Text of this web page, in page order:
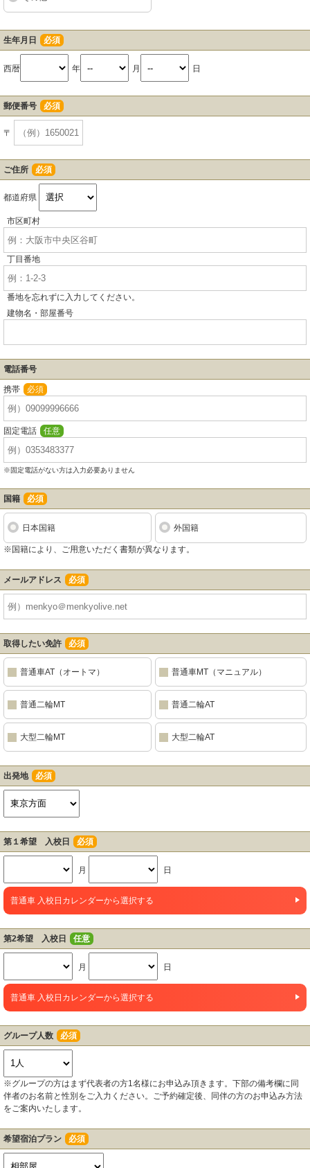
生年月日 必須
西暦 年 月 日
郵便番号 必須
〒
ご住所 必須
都道府県
市区町村
丁目番地
番地を忘れずに入力してください。
建物名・部屋番号
電話番号
携帯 必須
固定電話 任意
※固定電話がない方は入力必要ありません
国籍 必須
日本国籍 外国籍
※国籍により、ご用意いただく書類が異なります。
メールアドレス 必須
取得したい免許 必須
普通車AT（オートマ） 普通車MT（マニュアル）
普通二輪MT 普通二輪AT
大型二輪MT 大型二輪AT
出発地 必須
第１希望 入校日 必須
月 日
普通車 入校日カレンダーから選択する
第2希望 入校日 任意
月 日
普通車 入校日カレンダーから選択する
グループ人数 必須
※グループの方はまず代表者の方1名様にお申込み頂きます。下部の備考欄に同
伴者のお名前と性別をご入力ください。ご予約確定後、同伴の方のお申込み方法
をご案内いたします。
希望宿泊プラン 必須